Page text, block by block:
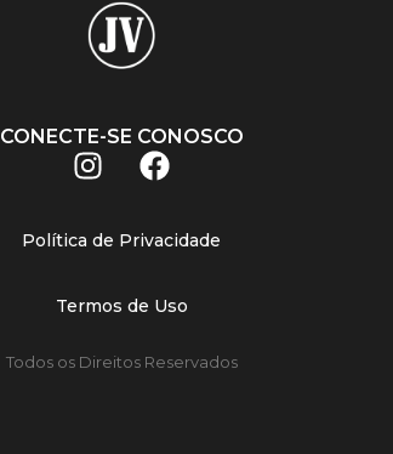
CONECTE-SE CONOSCO
Política de Privacidade
Termos de Uso
Todos os Direitos Reservados